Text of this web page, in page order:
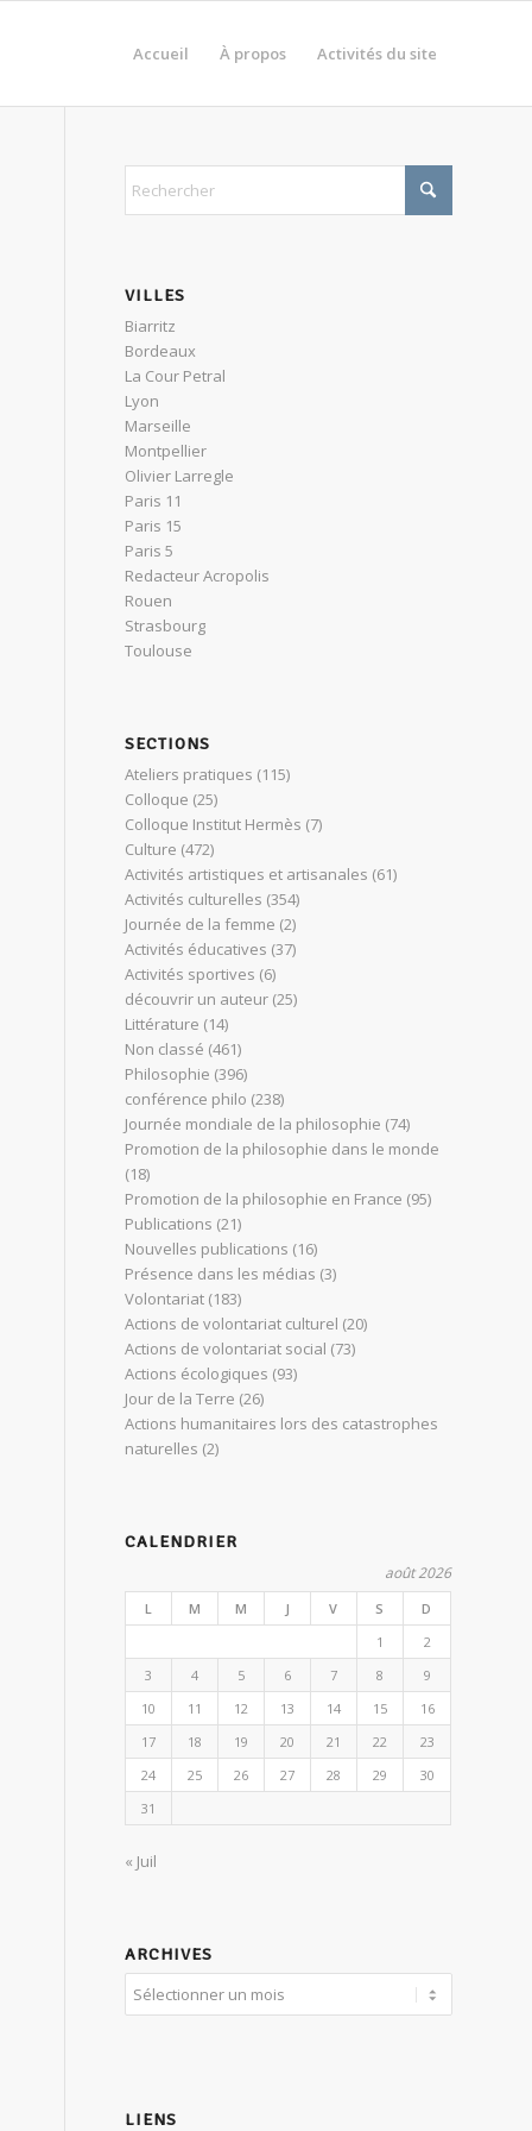
Accueil À propos Activités du site
VILLES
Biarritz
Bordeaux
La Cour Petral
Lyon
Marseille
Montpellier
Olivier Larregle
Paris 11
Paris 15
Paris 5
Redacteur Acropolis
Rouen
Strasbourg
Toulouse
SECTIONS
Ateliers pratiques (115)
Colloque (25)
Colloque Institut Hermès (7)
Culture (472)
Activités artistiques et artisanales (61)
Activités culturelles (354)
Journée de la femme (2)
Activités éducatives (37)
Activités sportives (6)
découvrir un auteur (25)
Littérature (14)
Non classé (461)
Philosophie (396)
conférence philo (238)
Journée mondiale de la philosophie (74)
Promotion de la philosophie dans le monde
(18)
Promotion de la philosophie en France (95)
Publications (21)
Nouvelles publications (16)
Présence dans les médias (3)
Volontariat (183)
Actions de volontariat culturel (20)
Actions de volontariat social (73)
Actions écologiques (93)
Jour de la Terre (26)
Actions humanitaires lors des catastrophes
naturelles (2)
CALENDRIER
août 2026
L M M J V S
D
1
2
3
4 5 6 7 8
9
10
11 12 13 14 15
16
17
18 19 20 21 22
23
24
25 26 27 28 29
30
31
« Juil
ARCHIVES
LIENS